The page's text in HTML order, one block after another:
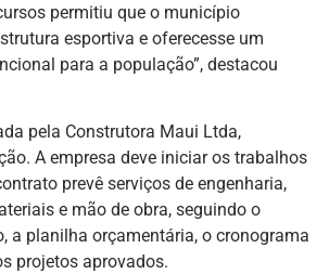
permitiu que o município
esportiva e oferecesse um
para a população”, destacou
pela Construtora Maui Ltda,
A empresa deve iniciar os trabalhos
prevê serviços de engenharia,
e mão de obra, seguindo o
a planilha orçamentária, o cronograma
projetos aprovados.